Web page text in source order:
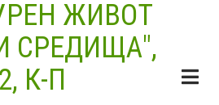
ЖИВОТ
СРЕДИЩА",
К-П